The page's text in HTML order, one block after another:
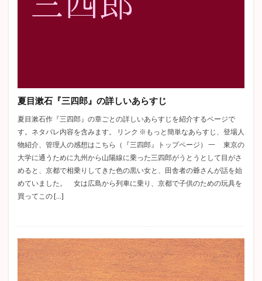
夏目漱石『三四郎』の詳しいあらすじ
夏目漱石作『三四郎』の章ごとの詳しいあらすじを紹介するページで
す。ネタバレ内容を含みます。 リンク ※もっと簡単なあらすじ、登場人
物紹介、管理人の感想はこちら（『三四郎』トップページ） 一 東京の
大学に通うために九州から山陽線に乗った三四郎がうとうとして目がさ
めると、京都で相乗りしてきた色の黒い女と、田舎者の爺さんが話を始
めていました。 女は広島から列車に乗り、京都で子供のための玩具を
買ってこの […]